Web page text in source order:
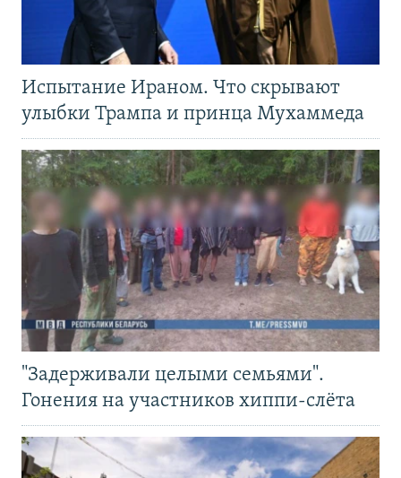
Испытание Ираном. Что скрывают
улыбки Трампа и принца Мухаммеда
"Задерживали целыми семьями".
Гонения на участников хиппи-слёта